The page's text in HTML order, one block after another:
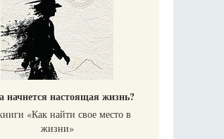
начнется настоящая жизнь?
«Как найти свое место в
жизни​»